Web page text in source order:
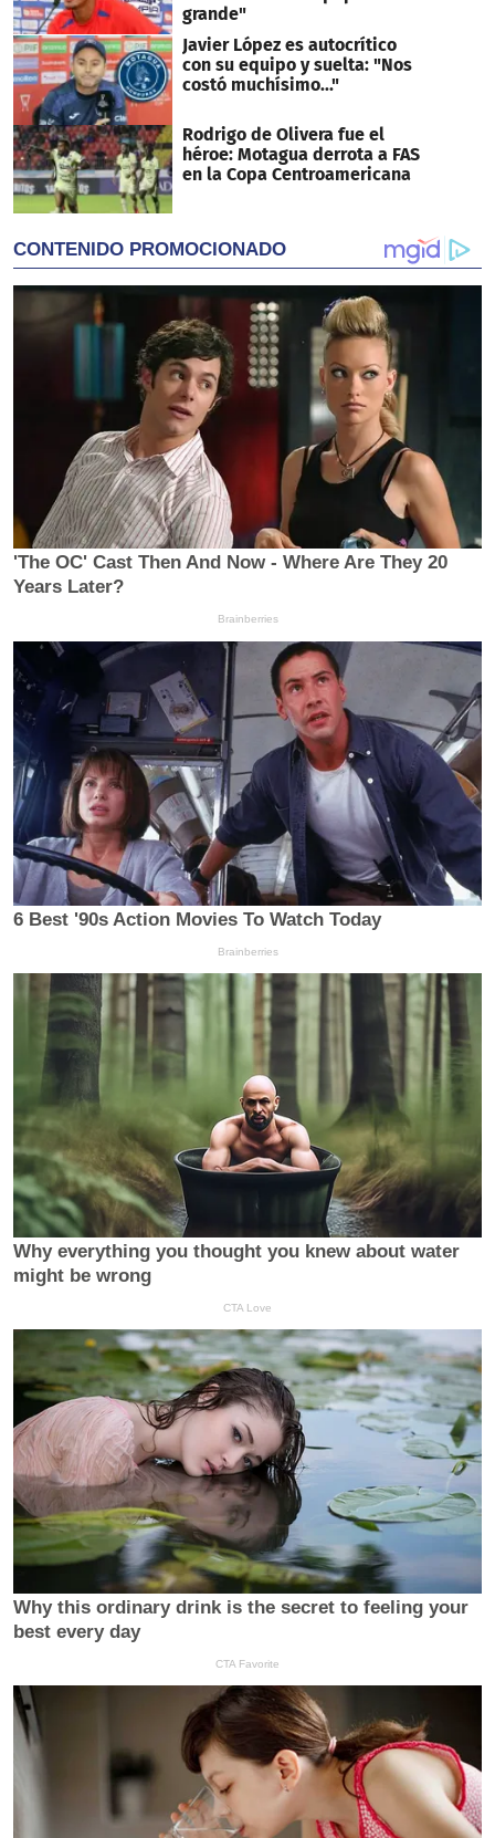
grande"
Javier López es autocrítico
con su equipo y suelta: "Nos
costó muchísimo..."
Rodrigo de Olivera fue el
héroe: Motagua derrota a FAS
en la Copa Centroamericana